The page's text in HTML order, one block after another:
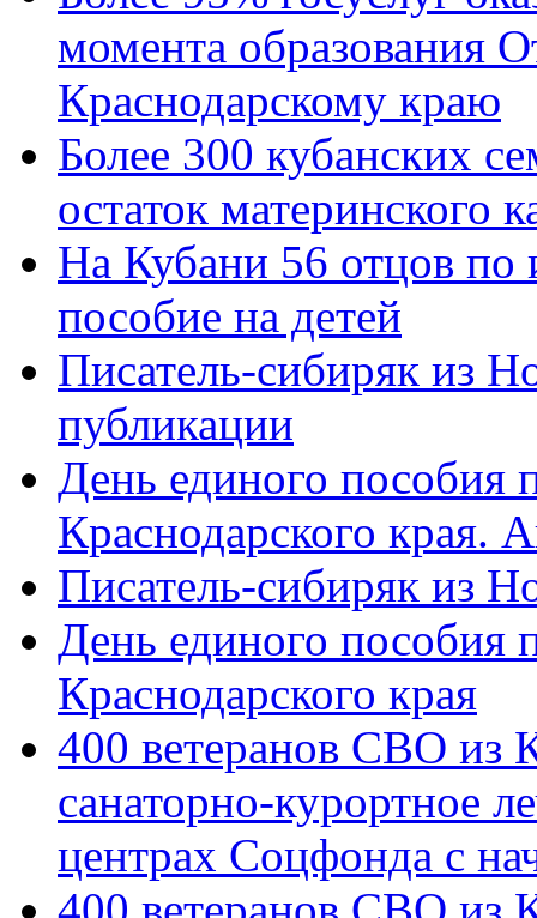
момента образования
Краснодарскому краю
Более 300 кубанских
остаток материнского
На Кубани 56 отцов по
пособие на детей
Писатель-сибиряк из
публикации
День единого пособия
Краснодарского края.
Писатель-сибиряк из
День единого пособия
Краснодарского края
400 ветеранов СВО из
санаторно-курортное
центрах Соцфонда с